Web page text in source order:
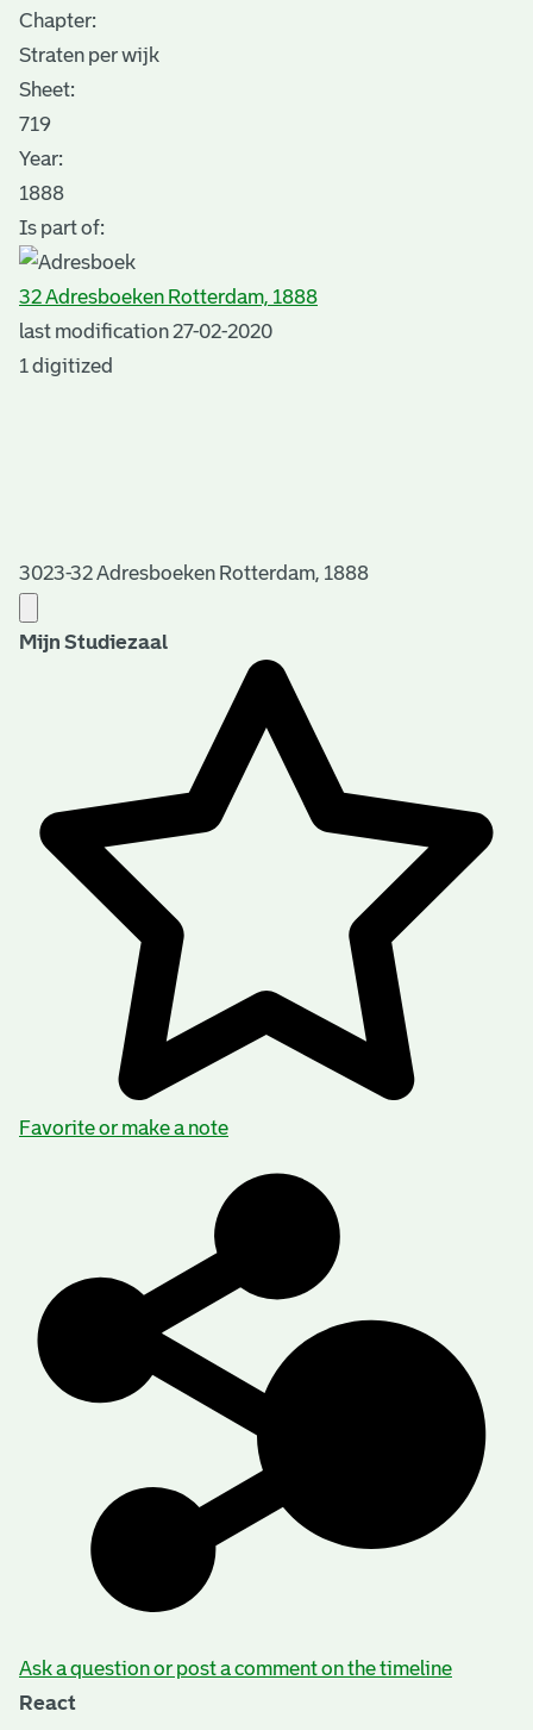
Chapter:
Straten per wijk
Sheet:
719
Year:
1888
Is part of:
32 Adresboeken Rotterdam, 1888
last modification 27-02-2020
1 digitized
3023-32 Adresboeken Rotterdam, 1888
Mijn Studiezaal
Favorite or make a note
Ask a question or post a comment on the timeline
React